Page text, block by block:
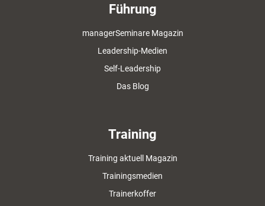
Führung
managerSeminare Magazin
Leadership-Medien
Self-Leadership
Das Blog
Training
Training aktuell Magazin
Trainingsmedien
Trainerkoffer